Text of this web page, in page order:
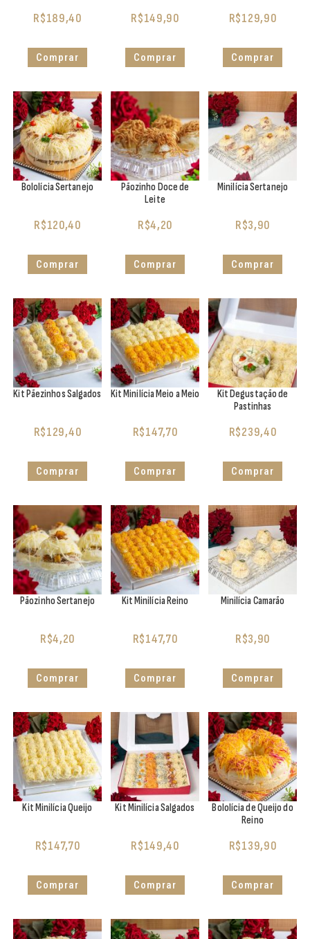
R$189,40
Comprar
R$149,90
Comprar
R$129,90
Comprar
Bololícia Sertanejo
R$120,40
Comprar
Pãozinho Doce de
Leite
R$4,20
Comprar
Minilícia Sertanejo
R$3,90
Comprar
Kit Pãezinhos Salgados
R$129,40
Comprar
Kit Minilícia Meio a Meio
R$147,70
Comprar
Kit Degustação de
Pastinhas
R$239,40
Comprar
Pãozinho Sertanejo
R$4,20
Comprar
Kit Minilícia Reino
R$147,70
Comprar
Minilícia Camarão
R$3,90
Comprar
Kit Minilícia Queijo
R$147,70
Comprar
Kit Minilícia Salgados
R$149,40
Comprar
Bololícia de Queijo do
Reino
R$139,90
Comprar